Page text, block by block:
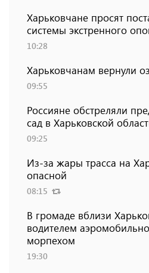
Харьковчане просят
системы экстренного
10:28
Харьковчанам вернули
09:55
Россияне обстреляли
сад в Харьковской
09:25
Из-за жары трасса на
опасной
08:15
В громаде вблизи
водителем
морпехом
19:30